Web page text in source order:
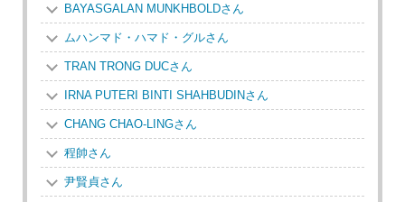
BAYASGALAN MUNKHBOLDさん
ムハンマド・ハマド・グルさん
TRAN TRONG DUCさん
IRNA PUTERI BINTI SHAHBUDINさん
CHANG CHAO-LINGさん
程帥さん
尹賢貞さん